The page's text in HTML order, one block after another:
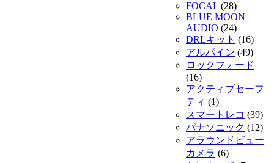
FOCAL (28)
BLUE MOON
AUDIO (24)
DRLキット (16)
アルパイン (49)
ロックフォード
(16)
アクティブセーフ
ティ (1)
スマートレコ (39)
パナソニック (12)
アラウンドビュー
カメラ (6)